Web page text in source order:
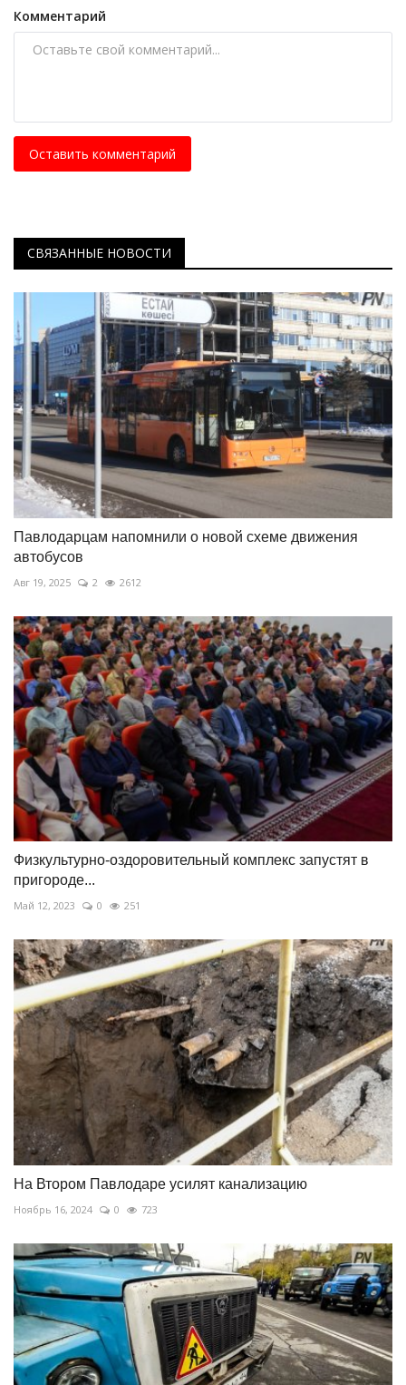
Комментарий
Оставить комментарий
СВЯЗАННЫЕ НОВОСТИ
Павлодарцам напомнили о новой схеме движения
автобусов
Авг 19, 2025 2 2612
Физкультурно-оздоровительный комплекс запустят в
пригороде...
Май 12, 2023 0 251
На Втором Павлодаре усилят канализацию
Ноябрь 16, 2024 0 723